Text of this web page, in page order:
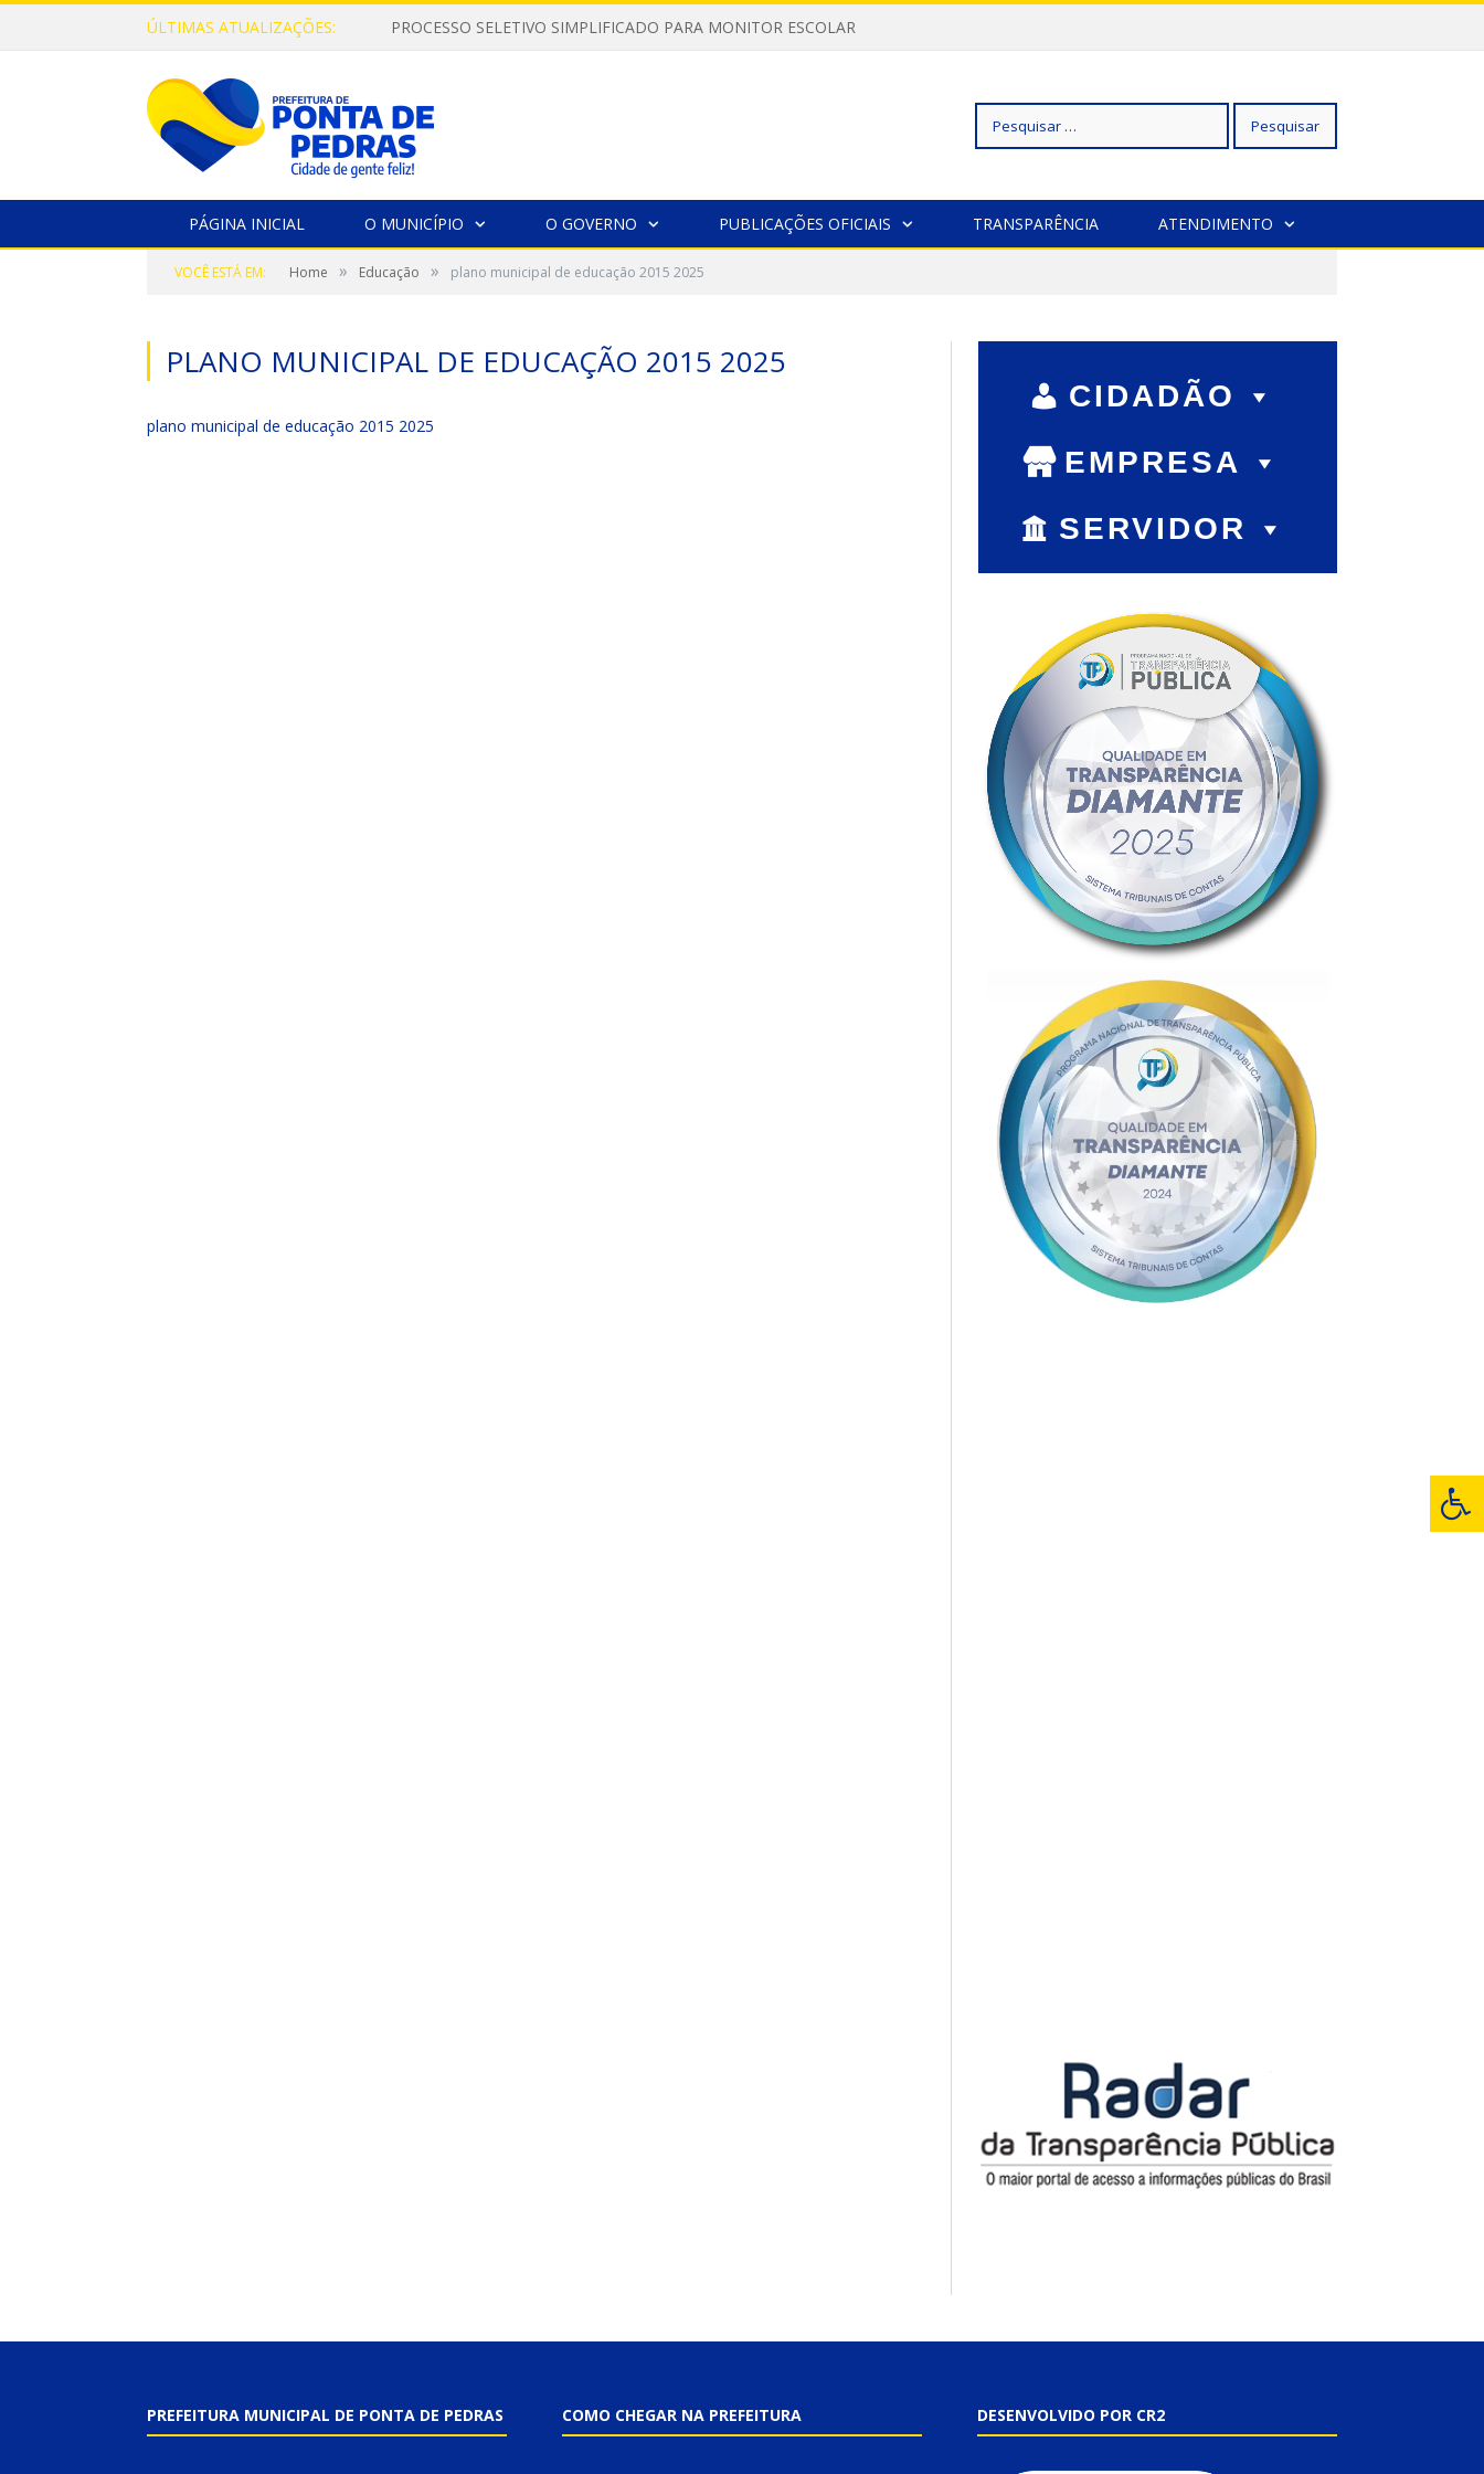
ÚLTIMAS ATUALIZAÇÕES: PROCESSO SELETIVO SIMPLIFICADO PARA MONITOR ESCOLAR
Pesquisar
PÁGINA INICIAL O MUNICÍPIO O GOVERNO PUBLICAÇÕES OFICIAIS TRANSPARÊNCIA ATENDIMENTO
VOCÊ ESTÁ EM: Home » Educação » plano municipal de educação 2015 2025
PLANO MUNICIPAL DE EDUCAÇÃO 2015 2025
plano municipal de educação 2015 2025
CIDADÃO
EMPRESA
SERVIDOR
PREFEITURA MUNICIPAL DE PONTA DE PEDRAS COMO CHEGAR NA PREFEITURA DESENVOLVIDO POR CR2